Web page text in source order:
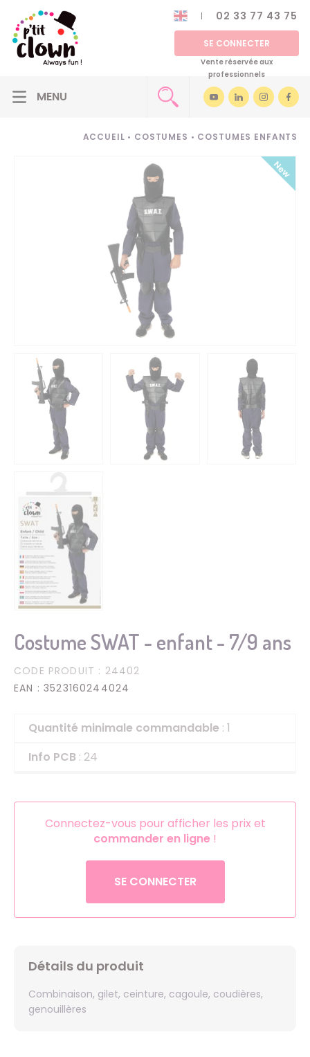
02 33 77 43 75
SE CONNECTER
Vente réservée aux
professionnels
ACCUEIL • COSTUMES • COSTUMES ENFANTS
Costume SWAT - enfant - 7/9 ans
CODE PRODUIT : 24402
EAN : 3523160244024
Quantité minimale commandable : 1
Info PCB : 24
Connectez-vous pour afficher les prix et
commander en ligne !
SE CONNECTER
Détails du produit
Combinaison, gilet, ceinture, cagoule, coudières,
genouillères